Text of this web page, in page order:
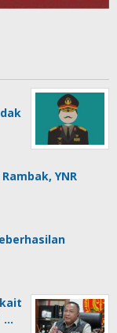
YNR
…